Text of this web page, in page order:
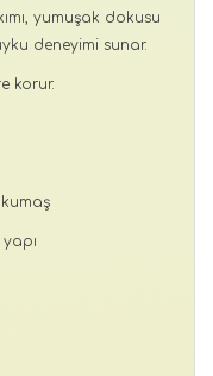
yumuşak dokusu
deneyimi sunar.
korur.